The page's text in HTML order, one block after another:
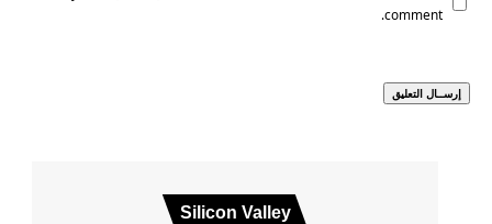
comment.
Silicon Valley